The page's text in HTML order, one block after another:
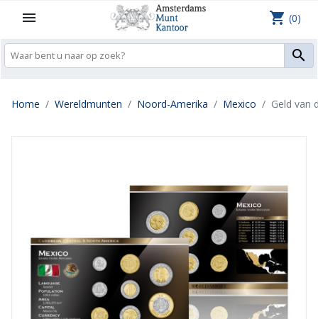


shopping_cart (0)
Home Wereldmunten Noord-Amerika Mexico Geld van